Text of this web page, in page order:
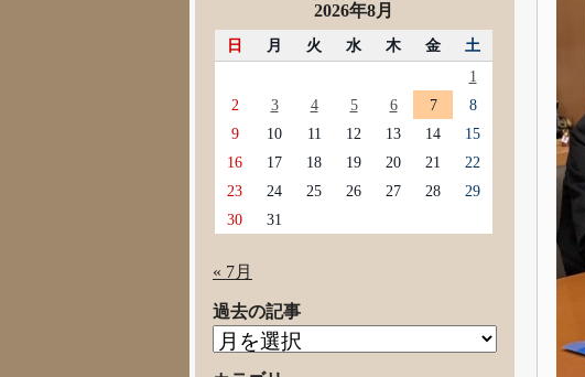
2026年8月
日 月 火 水 木 金
土
1
2
3 4 5 6 7
8
9
10 11 12 13 14
15
16
17 18 19 20 21
22
23
24 25 26 27 28
29
30
31
« 7月
過去の記事
過